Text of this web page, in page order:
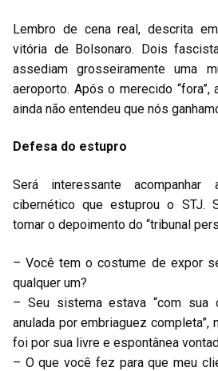
Lembro de cena real, descrita
vitória de Bolsonaro. Dois
assediam grosseiramente uma
aeroporto. Após o merecido “fora”,
ainda não entendeu que nós
Defesa do estupro
Será interessante
cibernético que estuprou o STJ.
tomar o depoimento do “tribunal
– Você tem o costume de expor
qualquer um?
– Seu sistema estava “com sua
anulada por embriaguez completa”,
foi por sua livre e espontânea
– O que você fez para que meu